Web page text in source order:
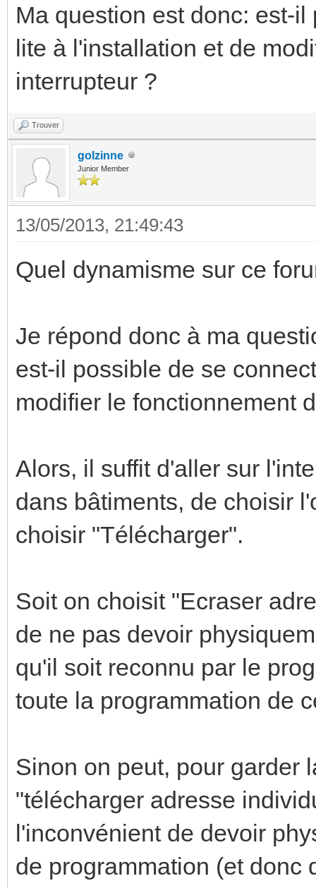
Ma question est donc: est-
lite à l'installation et de
interrupteur ?
Trouver
golzinne
Junior Member
13/05/2013, 21:49:43
Quel dynamisme sur ce
Je répond donc à ma
est-il possible de se
modifier le fonctionnement
Alors, il suffit d'aller sur
dans bâtiments, de choisir
choisir "Télécharger".
Soit on choisit "Ecraser
de ne pas devoir
qu'il soit reconnu par le
toute la programmation de
Sinon on peut, pour garder
"télécharger adresse
l'inconvénient de devoir
de programmation (et donc